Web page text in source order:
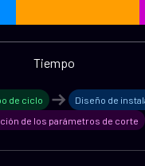
Tiempo
de ciclo
Diseño de
de los parámetros de corte